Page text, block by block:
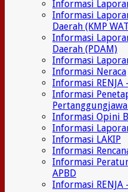
Informasi
Informasi
Daerah (KMP
Informasi
Daerah (PDAM)
Informasi
Informasi Neraca
Informasi RENJA
Informasi
Informasi Opini
Informasi
Informasi LAKIP
Informasi
Informasi
APBD
Informasi RENJA